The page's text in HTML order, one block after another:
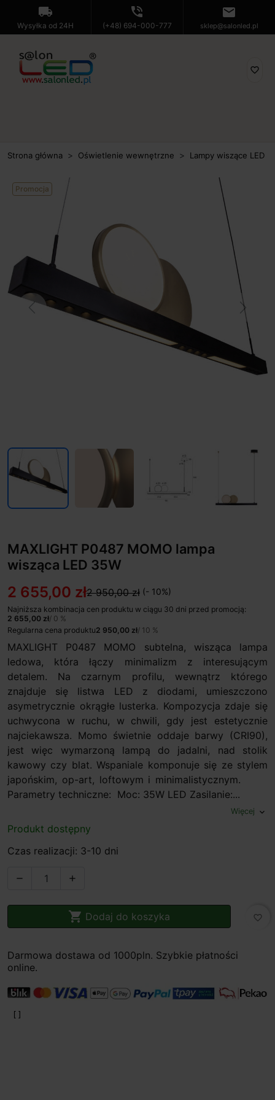
local_shipping
Wysyłka od 24H
phone_in_talk
(+48) 694-000-777
mail
sklep@salonled.pl
favorite_border
Strona główna Oświetlenie wewnętrzne Lampy wiszące LED
Promocja
Previous Next
MAXLIGHT P0487 MOMO lampa
wisząca LED 35W
2 655,00 zł2 950,00 zł (- 10%)
Najniższa kombinacja cen produktu w ciągu 30 dni przed promocją:
2 655,00 zł/ 0 %
Regularna cena produktu2 950,00 zł/ 10 %
MAXLIGHT P0487 MOMO subtelna, wisząca lampa
ledowa, która łączy minimalizm z interesującym
detalem. Na czarnym profilu, wewnątrz którego
znajduje się listwa LED z diodami, umieszczono
asymetrycznie okrągłe lusterka. Kompozycja zdaje się
uchwycona w ruchu, w chwili, gdy jest estetycznie
najciekawsza. Momo świetnie oddaje barwy (CRI90),
jest więc wymarzoną lampą do jadalni, nad stolik
kawowy czy blat. Wspaniale komponuje się ze stylem
japońskim, op-art, loftowym i minimalistycznym.
Parametry techniczne: Moc: 35W LED Zasilanie:...
Więcej expand_more
Produkt dostępny
Czas realizacji: 3-10 dni
 
 Dodaj do koszyka favorite_border
Darmowa dostawa od 1000pln. Szybkie płatności
online.